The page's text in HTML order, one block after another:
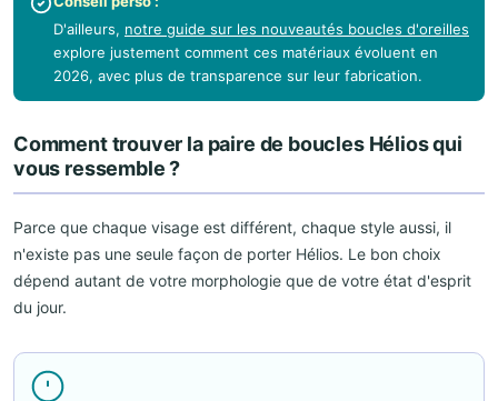
D'ailleurs, notre guide sur les nouveautés boucles d'oreilles
explore justement comment ces matériaux évoluent en
2026, avec plus de transparence sur leur fabrication.
Comment trouver la paire de boucles Hélios qui
vous ressemble ?
Parce que chaque visage est différent, chaque style aussi, il
n'existe pas une seule façon de porter Hélios. Le bon choix
dépend autant de votre morphologie que de votre état d'esprit
du jour.